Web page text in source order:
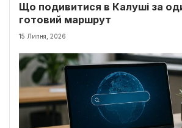
Що подивитися в Калуші за
готовий маршрут
15 Липня, 2026